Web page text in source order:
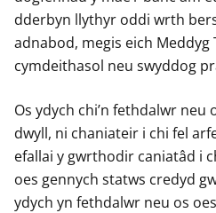
dderbyn llythyr oddi wrth
adnabod, megis eich
cymdeithasol neu swyddog
Os ydych chi’n fethdalwr neu
dwyll, ni chaniateir i chi fel
efallai y gwrthodir caniatâd i
oes gennych statws credyd
ydych yn fethdalwr neu os